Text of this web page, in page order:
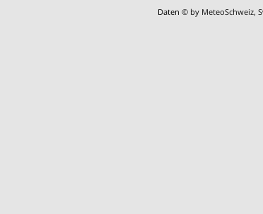
Daten © by MeteoSchweiz,